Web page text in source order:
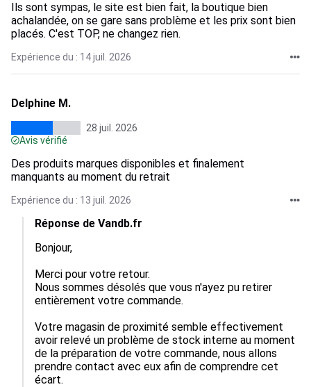
Ils sont sympas, le site est bien fait, la boutique bien
achalandée, on se gare sans problème et les prix sont bien
placés. C'est TOP, ne changez rien.
Expérience du : 14 juil. 2026
Delphine M.
28 juil. 2026
Avis vérifié
Des produits marques disponibles et finalement
manquants au moment du retrait
Expérience du : 13 juil. 2026
Réponse de Vandb.fr
Bonjour,
Merci pour votre retour.
Nous sommes désolés que vous n'ayez pu retirer
entièrement votre commande.
Votre magasin de proximité semble effectivement
avoir relevé un problème de stock interne au moment
de la préparation de votre commande, nous allons
prendre contact avec eux afin de comprendre cet
écart.